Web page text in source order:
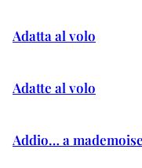
Adatta al volo
Adatte al volo
Addio… a